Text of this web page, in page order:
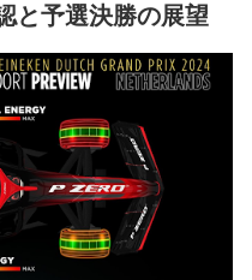
と予選決勝の展望